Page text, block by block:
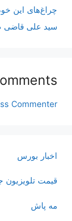
چراغ‌های این
سید علی قاضی
Commenter
اخبار بورس
قیمت
مه پاش